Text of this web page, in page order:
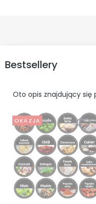
Bestsellery
Oto opis znajdujący się
OKAZJA